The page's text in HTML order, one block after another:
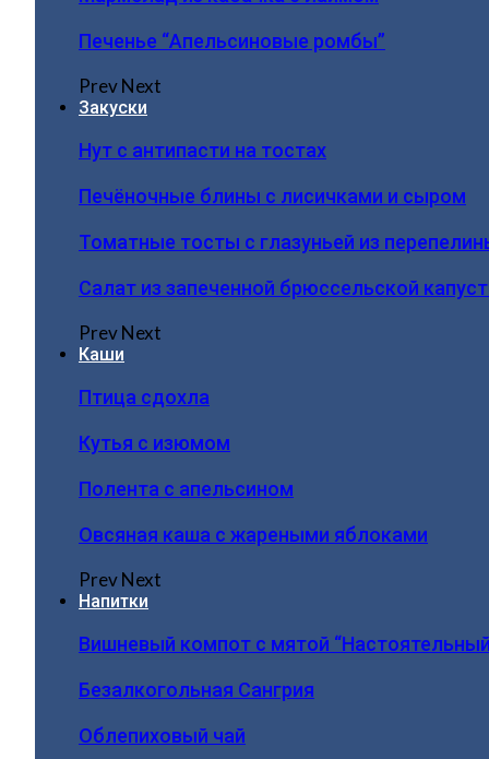
Печенье “Апельсиновые ромбы”
PrevNext
Закуски
Нут с антипасти на тостах
Печёночные блины с лисичками и сыром
Томатные тосты с глазуньей из
Салат из запеченной брюссельской
PrevNext
Каши
Птица сдохла
Кутья с изюмом
Полента с апельсином
Овсяная каша с жареными яблоками
PrevNext
Напитки
Вишневый компот с мятой
Безалкогольная Сангрия
Облепиховый чай